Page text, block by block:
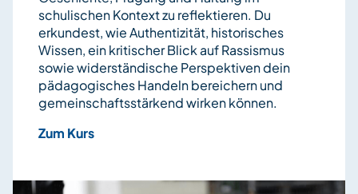
schulischen Kontext zu reflektieren. Du
erkundest, wie Authentizität, historisches
Wissen, ein kritischer Blick auf Rassismus
sowie widerständische Perspektiven dein
pädagogisches Handeln bereichern und
gemeinschaftsstärkend wirken können.
Zum Kurs